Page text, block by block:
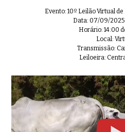
Evento: 10º Leilão Virtual
Data: 07/09/2025
Horário: 14:00
Local:
Transmissão:
Leiloeira: